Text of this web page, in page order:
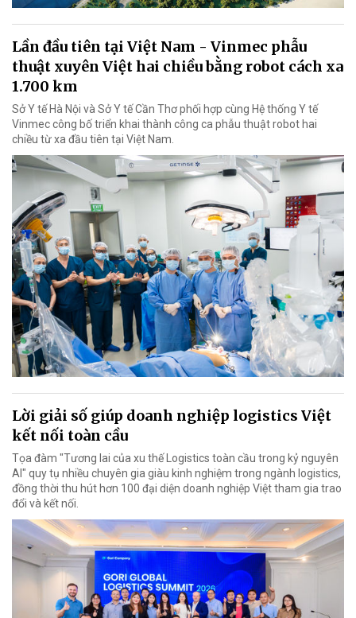
Lần đầu tiên tại Việt Nam - Vinmec phẫu
thuật xuyên Việt hai chiều bằng robot cách xa
1.700 km
Sở Y tế Hà Nội và Sở Y tế Cần Thơ phối hợp cùng Hệ thống Y tế
Vinmec công bố triển khai thành công ca phẫu thuật robot hai
chiều từ xa đầu tiên tại Việt Nam.
Lời giải số giúp doanh nghiệp logistics Việt
kết nối toàn cầu
Tọa đàm "Tương lai của xu thế Logistics toàn cầu trong kỷ nguyên
AI" quy tụ nhiều chuyên gia giàu kinh nghiệm trong ngành logistics,
đồng thời thu hút hơn 100 đại diện doanh nghiệp Việt tham gia trao
đổi và kết nối.